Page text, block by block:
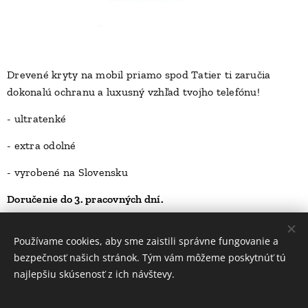
Drevené kryty na mobil priamo spod Tatier ti zaručia
dokonalú ochranu a luxusný vzhľad tvojho telefónu!
- ultratenké
- extra odolné
- vyrobené na Slovensku
Doručenie do 3. pracovných dní.
23,00Kč
Používame cookies, aby sme zaistili správne fungovanie a
bezpečnosť našich stránok. Tým vám môžeme poskytnúť tú
najlepšiu skúsenosť z ich návštevy.